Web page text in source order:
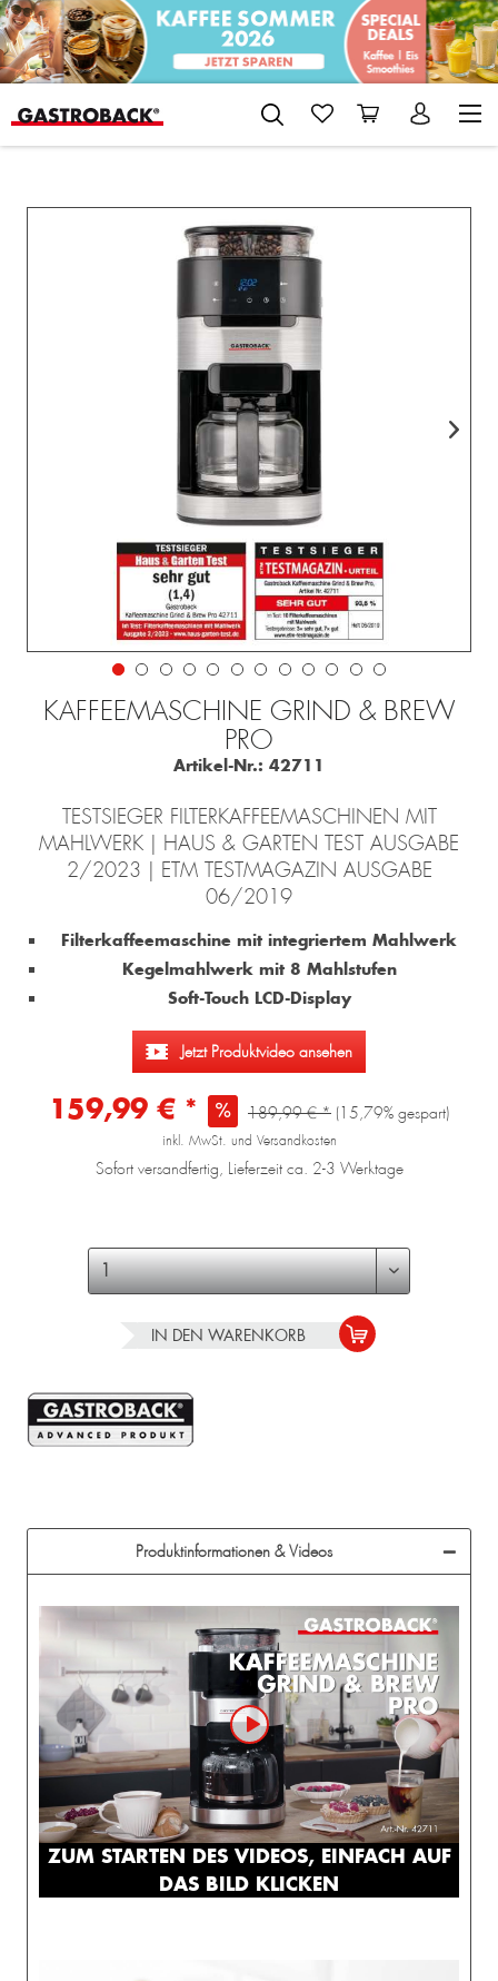
KAFFEEMASCHINE GRIND & BREW
PRO
Artikel-Nr.: 42711
TESTSIEGER FILTERKAFFEEMASCHINEN MIT
MAHLWERK | HAUS & GARTEN TEST AUSGABE
2/2023 | ETM TESTMAGAZIN AUSGABE
06/2019
Filterkaffeemaschine mit integriertem Mahlwerk
Kegelmahlwerk mit 8 Mahlstufen
Soft-Touch LCD-Display
Jetzt Produktvideo ansehen
159,99 € * 189,99 € * (15,79% gespart)
inkl. MwSt. und Versandkosten
Sofort versandfertig, Lieferzeit ca. 2-3 Werktage
IN DEN WARENKORB
Produktinformationen & Videos
ZUM STARTEN DES VIDEOS, EINFACH AUF
DAS BILD KLICKEN